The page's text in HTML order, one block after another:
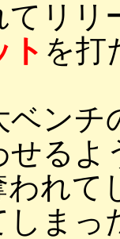
リリ
ト を打
ベンチ
るよ
れて
しまっ